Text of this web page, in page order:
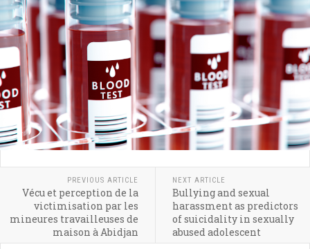
PREVIOUS ARTICLE
Vécu et perception de la
victimisation par les
mineures travailleuses de
maison à Abidjan
NEXT ARTICLE
Bullying and sexual
harassment as predictors
of suicidality in sexually
abused adolescent